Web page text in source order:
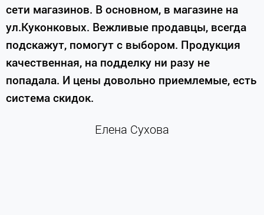
сети магазинов. В основном, в магазине на
ул.Куконковых. Вежливые продавцы, всегда
подскажут, помогут с выбором. Продукция
качественная, на подделку ни разу не
попадала. И цены довольно приемлемые, есть
система скидок.
Елена Сухова